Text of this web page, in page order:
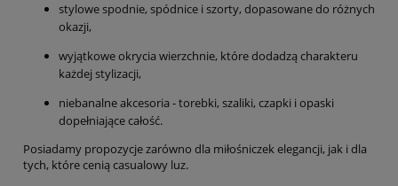
stylowe spodnie, spódnice i szorty, dopasowane do różnych
okazji,
wyjątkowe okrycia wierzchnie, które dodadzą charakteru
każdej stylizacji,
niebanalne akcesoria - torebki, szaliki, czapki i opaski
dopełniające całość.
Posiadamy propozycje zarówno dla miłośniczek elegancji, jak i dla
tych, które cenią casualowy luz.